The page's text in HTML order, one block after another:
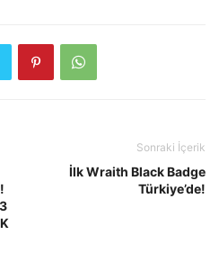
Sonraki İçerik
İlk Wraith Black Badge
Türkiye’de!